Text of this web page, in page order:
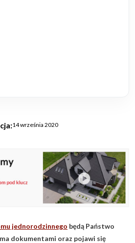
14 września 2020
jednorodzinnego będą Państwo
dokumentami oraz pojawi się